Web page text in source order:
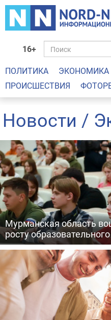
16+
ПОЛИТИКА ЭКОНОМИКА
ПРОИСШЕСТВИЯ
Новости /
Мурманская область
росту